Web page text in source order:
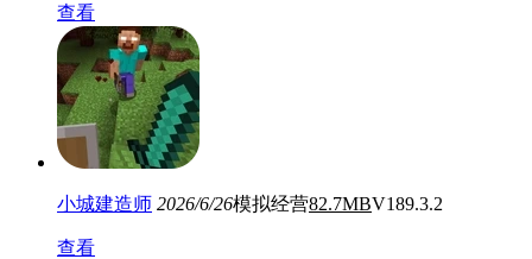
查看
小城建造师 2026/6/26模拟经营82.7MBV189.3.2
查看